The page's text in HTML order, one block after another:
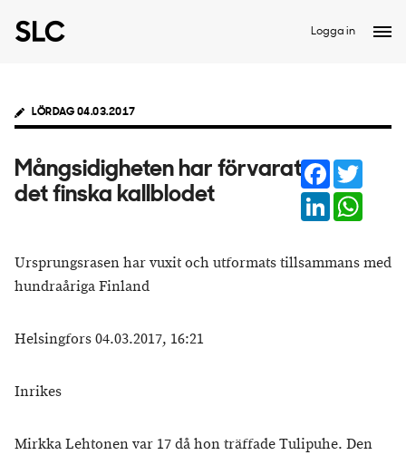
Logga in
LÖRDAG 04.03.2017
Mångsidigheten har förvarat
det finska kallblodet
Facebook
LinkedIn
Ursprungsrasen har vuxit och utformats tillsammans med
hundraåriga Finland
Helsingfors 04.03.2017, 16:21
Inrikes
Mirkka Lehtonen var 17 då hon träffade Tulipuhe. Den